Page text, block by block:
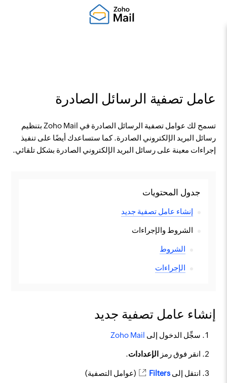
عامل تصفية الرسائل الصادرة
تسمح لك عوامل تصفية الرسائل الصادرة في Zoho Mail بتنظيم
رسائل البريد الإلكتروني الصادرة. كما ستساعدك أيضًا على تنفيذ
إجراءات معينة على رسائل البريد الإلكتروني الصادرة بشكل تلقائي.
جدول المحتويات
إنشاء عامل تصفية جديد
الشروط والإجراءات
الشروط
الإجراءات
إنشاء عامل تصفية جديد
سجِّل الدخول إلى Zoho Mail
انقر فوق رمز الإعدادات.
انتقل إلىFilters (عوامل التصفية)